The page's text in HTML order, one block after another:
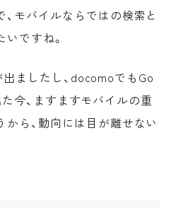
モバイルならではの検索と
ですね。
出ましたし、docomoでもGo
今、ますますモバイルの重
ら、動向には目が離せない